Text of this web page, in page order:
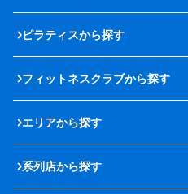
ピラティスから探す
フィットネスクラブから探す
エリアから探す
系列店から探す